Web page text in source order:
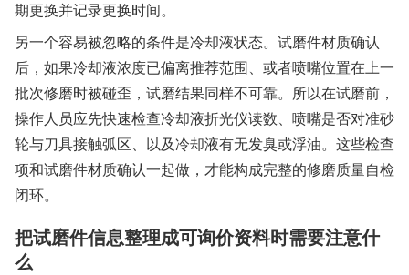
期更换并记录更换时间。
另一个容易被忽略的条件是冷却液状态。试磨件材质确认
后，如果冷却液浓度已偏离推荐范围、或者喷嘴位置在上一
批次修磨时被碰歪，试磨结果同样不可靠。所以在试磨前，
操作人员应先快速检查冷却液折光仪读数、喷嘴是否对准砂
轮与刀具接触弧区、以及冷却液有无发臭或浮油。这些检查
项和试磨件材质确认一起做，才能构成完整的修磨质量自检
闭环。
把试磨件信息整理成可询价资料时需要注意什
么